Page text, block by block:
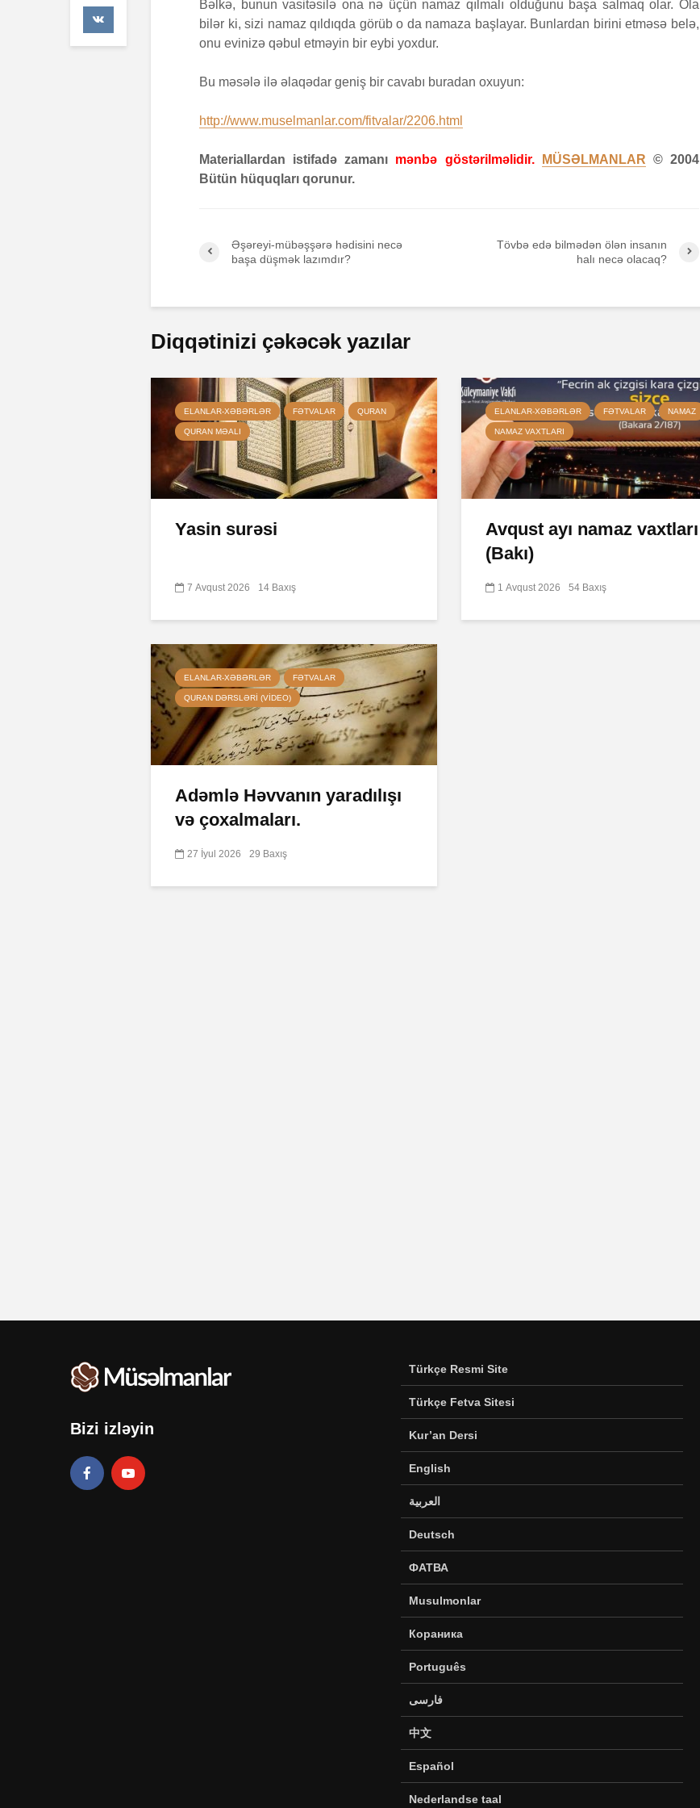
Bəlkə, bunun vasitəsilə ona nə üçün namaz qılmalı olduğunu başa salmaq olar. Ola
bilər ki, sizi namaz qıldıqda görüb o da namaza başlayar. Bunlardan birini etməsə belə,
onu evinizə qəbul etməyin bir eybi yoxdur.
Bu məsələ ilə əlaqədar geniş bir cavabı buradan oxuyun:
http://www.muselmanlar.com/fitvalar/2206.html
Materiallardan istifadə zamanı mənbə göstərilməlidir. MÜSƏLMANLAR © 2004
Bütün hüquqları qorunur.
Əşəreyi-mübəşşərə hədisini necə
başa düşmək lazımdır?
Tövbə edə bilmədən ölən insanın
halı necə olacaq?
Diqqətinizi çəkəcək yazılar
ELANLAR-XƏBƏRLƏR FƏTVALAR QURAN
QURAN MƏALI
Yasin surəsi
7 Avqust 2026 14 Baxış
ELANLAR-XƏBƏRLƏR FƏTVALAR NAMAZ
NAMAZ VAXTLARI
Avqust ayı namaz vaxtları
(Bakı)
1 Avqust 2026 54 Baxış
ELANLAR-XƏBƏRLƏR FƏTVALAR
QURAN DƏRSLƏRI (VIDEO)
Adəmlə Həvvanın yaradılışı
və çoxalmaları.
27 İyul 2026 29 Baxış
Faiz nədir?
26 İyun 2026
Səcdə surəsi
5 İyun 2026
Bizi izləyin
Türkçe Resmi Site
Türkçe Fetva Sitesi
Kur’an Dersi
English
العربية
Deutsch
ФАТВА
Musulmonlar
Кораника
Português
فارسی
中文
Español
Nederlandse taal